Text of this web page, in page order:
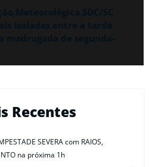
Recentes
SEVERA com RAIOS,
na próxima 1h